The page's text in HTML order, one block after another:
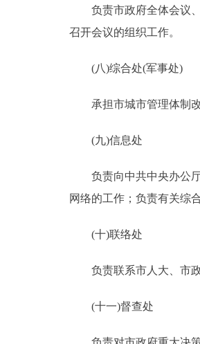
负责市政府全体会议、
召开会议的组织工作。
(八)综合处(军事处)
承担市城市管理体制改
(九)信息处
负责向中共中央办公厅
网络的工作；负责有关综
(十)联络处
负责联系市人大、市政
(十一)督查处